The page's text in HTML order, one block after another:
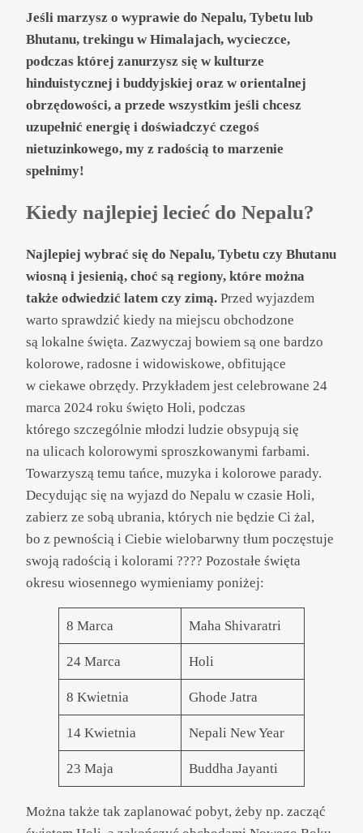
Jeśli marzysz o wyprawie do Nepalu, Tybetu lub
Bhutanu, trekingu w Himalajach, wycieczce,
podczas której zanurzysz się w kulturze
hinduistycznej i buddyjskiej oraz w orientalnej
obrzędowości, a przede wszystkim jeśli chcesz
uzupełnić energię i doświadczyć czegoś
nietuzinkowego, my z radością to marzenie
spełnimy!
Kiedy najlepiej lecieć do Nepalu?
Najlepiej wybrać się do Nepalu, Tybetu czy Bhutanu
wiosną i jesienią, choć są regiony, które można
także odwiedzić latem czy zimą. Przed wyjazdem
warto sprawdzić kiedy na miejscu obchodzone
są lokalne święta. Zazwyczaj bowiem są one bardzo
kolorowe, radosne i widowiskowe, obfitujące
w ciekawe obrzędy. Przykładem jest celebrowane 24
marca 2024 roku święto Holi, podczas
którego szczególnie młodzi ludzie obsypują się
na ulicach kolorowymi sproszkowanymi farbami.
Towarzyszą temu tańce, muzyka i kolorowe parady.
Decydując się na wyjazd do Nepalu w czasie Holi,
zabierz ze sobą ubrania, których nie będzie Ci żal,
bo z pewnością i Ciebie wielobarwny tłum poczęstuje
swoją radością i kolorami ???? Pozostałe święta
okresu wiosennego wymieniamy poniżej:
8 Marca Maha Shivaratri
24 Marca Holi
8 Kwietnia Ghode Jatra
14 Kwietnia Nepali New Year
23 Maja Buddha Jayanti
Można także tak zaplanować pobyt, żeby np. zacząć